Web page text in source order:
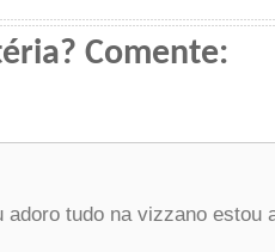
Comente:
adoro tudo na vizzano estou